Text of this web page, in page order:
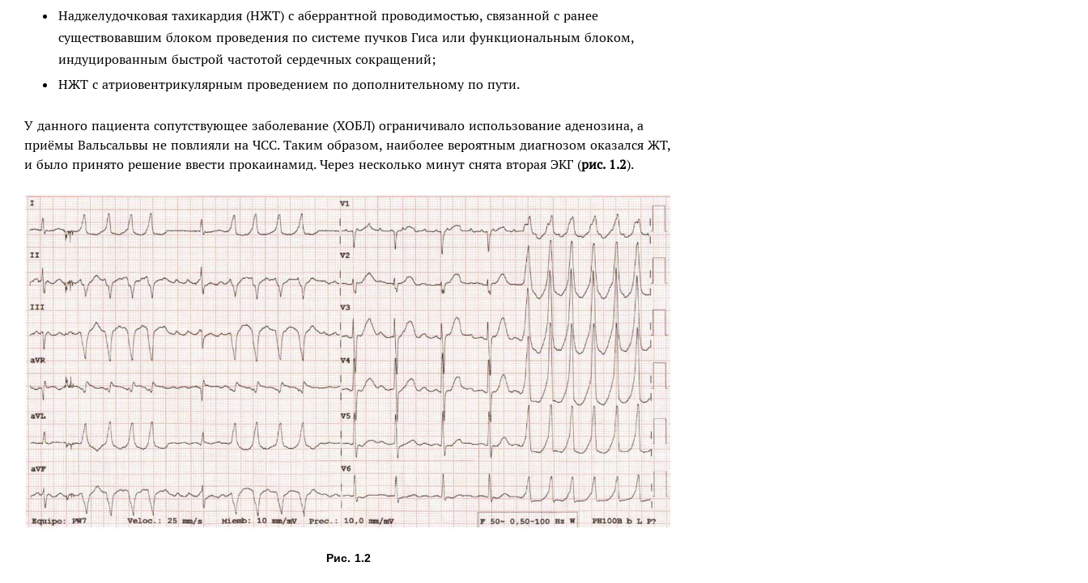
Наджелудочковая тахикардия (НЖТ) с аберрантной проводимостью, связанной с ранее
существовавшим блоком проведения по системе пучков Гиса или функциональным блоком,
индуцированным быстрой частотой сердечных сокращений;
НЖТ с атриовентрикулярным проведением по дополнительному по пути.
У данного пациента сопутствующее заболевание (ХОБЛ) ограничивало использование аденозина, а
приёмы Вальсальвы не повлияли на ЧСС. Таким образом, наиболее вероятным диагнозом оказался ЖТ,
и было принято решение ввести прокаинамид. Через несколько минут снята вторая ЭКГ (рис. 1.2).
Рис. 1.2